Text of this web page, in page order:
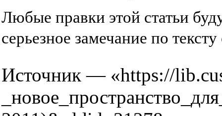
Любые правки этой статьи
серьезное замечание по
Источник — «https://